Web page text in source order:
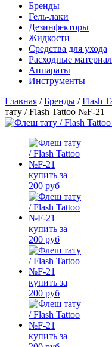
Бренды
Гель-лаки
Дезинфекторы
Жидкости
Средства для ухода
Расходные
Аппараты
Инструменты
Главная /Бренды /Flash
тату / Flash Tattoo №F-21